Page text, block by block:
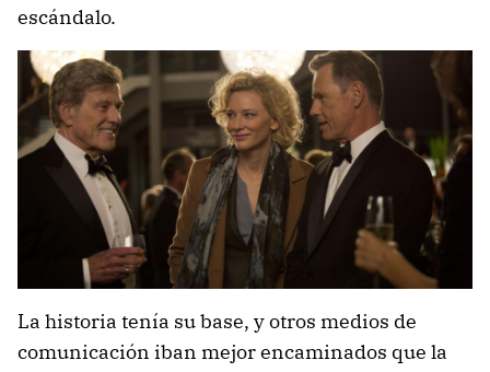
escándalo.
La historia tenía su base, y otros medios de
comunicación iban mejor encaminados que la